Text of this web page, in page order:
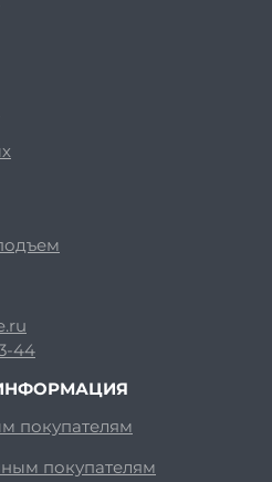
44
покупателям
покупателям